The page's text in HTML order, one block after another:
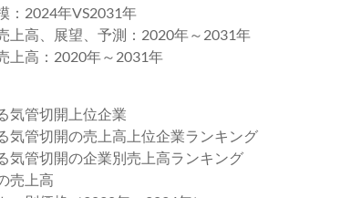
：2024年VS2031年
上高、展望、予測：2020年～2031年
上高：2020年～2031年
気管切開上位企業
気管切開の売上高上位企業ランキング
気管切開の企業別売上高ランキング
売上高